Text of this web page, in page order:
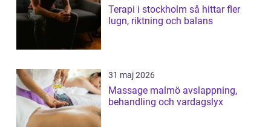
Terapi i stockholm så hittar fler
lugn, riktning och balans
31 maj 2026
Massage malmö avslappning,
behandling och vardagslyx